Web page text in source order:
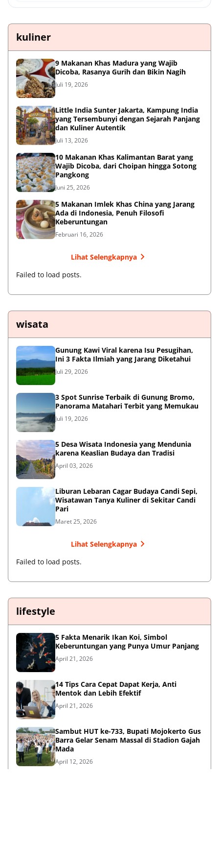
kuliner
9 Makanan Khas Madura yang Wajib
Dicoba, Rasanya Gurih dan Bikin Nagih
Juli 19, 2026
Little India Sunter Jakarta, Kampung India
yang Tersembunyi dengan Sejarah Panjang
dan Kuliner Autentik
Juli 13, 2026
10 Makanan Khas Kalimantan Barat yang
Wajib Dicoba, dari Choipan hingga Sotong
Pangkong
Juni 25, 2026
5 Makanan Imlek Khas China yang Jarang
Ada di Indonesia, Penuh Filosofi
Keberuntungan
Februari 16, 2026
Lihat Selengkapnya
Failed to load posts.
wisata
Gunung Kawi Viral karena Isu Pesugihan,
Ini 3 Fakta Ilmiah yang Jarang Diketahui
Juli 29, 2026
3 Spot Sunrise Terbaik di Gunung Bromo,
Panorama Matahari Terbit yang Memukau
Juli 19, 2026
5 Desa Wisata Indonesia yang Mendunia
karena Keaslian Budaya dan Tradisi
April 03, 2026
Liburan Lebaran Cagar Budaya Candi Sepi,
Wisatawan Tanya Kuliner di Sekitar Candi
Pari
Maret 25, 2026
Lihat Selengkapnya
Failed to load posts.
lifestyle
5 Fakta Menarik Ikan Koi, Simbol
Keberuntungan yang Punya Umur Panjang
April 21, 2026
14 Tips Cara Cepat Dapat Kerja, Anti
Mentok dan Lebih Efektif
April 21, 2026
Sambut HUT ke-733, Bupati Mojokerto Gus
Barra Gelar Senam Massal di Stadion Gajah
Mada
April 12, 2026